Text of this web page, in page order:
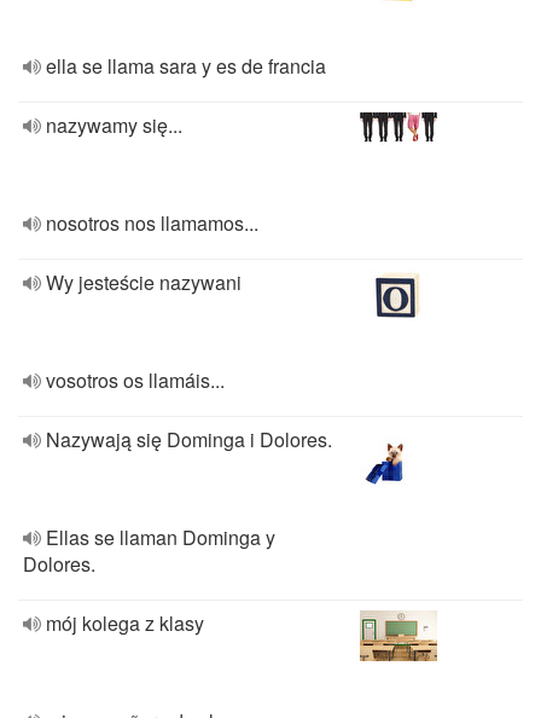
ella se llama sara y es de francia
nazywamy się...
nosotros nos llamamos...
Wy jesteście nazywani
vosotros os llamáis...
Nazywają się Dominga i Dolores.
Ellas se llaman Dominga y
Dolores.
mój kolega z klasy